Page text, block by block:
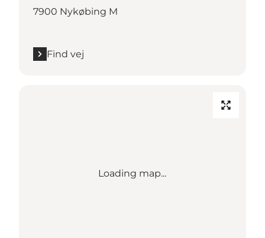
7900 Nykøbing M
Find vej
Loading map...